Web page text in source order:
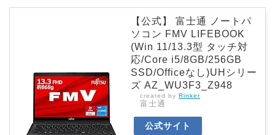
【公式】 富士通 ノートパ
ソコン FMV LIFEBOOK
(Win 11/13.3型 タッチ対
応/Core i5/8GB/256GB
SSD/Officeなし)UHシリー
ズ AZ_WU3F3_Z948
created by Rinker
富士通
公式サイト